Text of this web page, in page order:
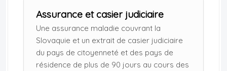
Assurance et casier judiciaire
Une assurance maladie couvrant la
Slovaquie et un extrait de casier judiciaire
du pays de citoyenneté et des pays de
résidence de plus de 90 jours au cours des